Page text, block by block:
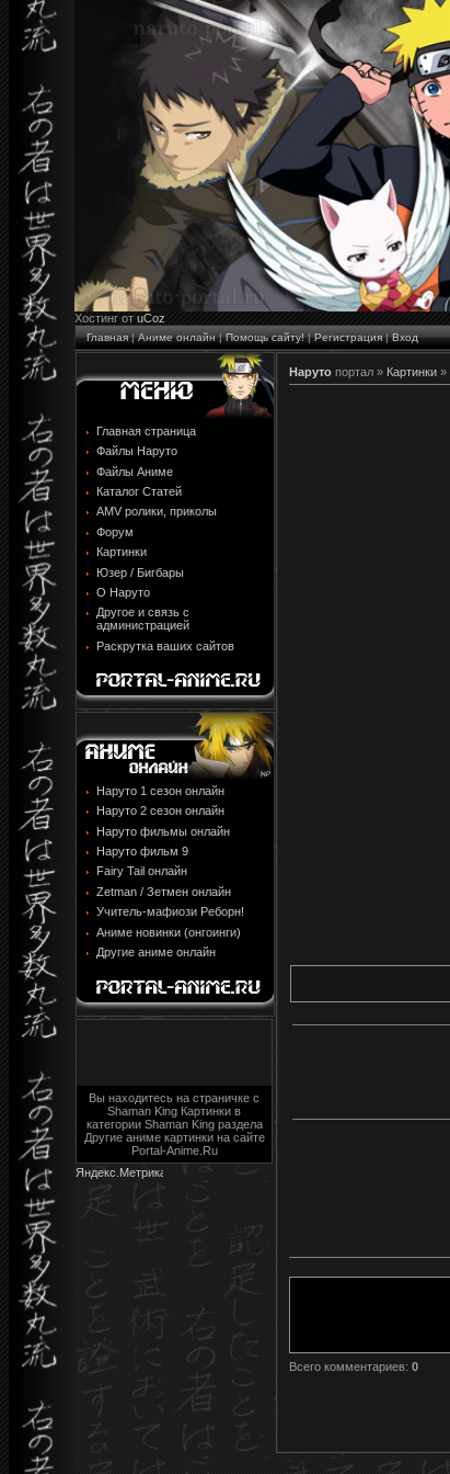
Хостинг от uCoz
Главная|Аниме онлайн|Помощь сайту!|Регистрация|Вход
Главная страница
Файлы Наруто
Файлы Аниме
Каталог Статей
AMV ролики, приколы
Форум
Картинки
Юзер / Бигбары
О Наруто
Другое и связь с
администрацией
Раскрутка ваших сайтов
Наруто 1 сезон онлайн
Наруто 2 сезон онлайн
Наруто фильмы онлайн
Наруто фильм 9
Fairy Tail онлайн
Zetman / Зетмен онлайн
Учитель-мафиози Реборн!
Аниме новинки (онгоинги)
Другие аниме онлайн
Вы находитесь на страничке с
Shaman King Картинки в
категории Shaman King раздела
Другие аниме картинки на сайте
Portal-Anime.Ru
Наруто портал » Картинки »
Всего комментариев: 0